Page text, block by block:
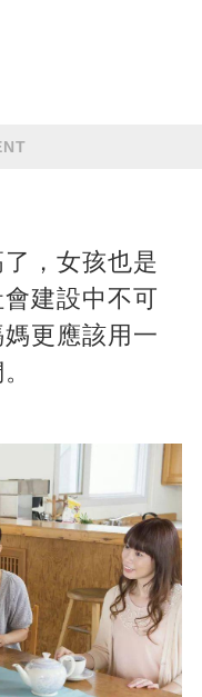
，女孩也是
建設中不可
更應該用一